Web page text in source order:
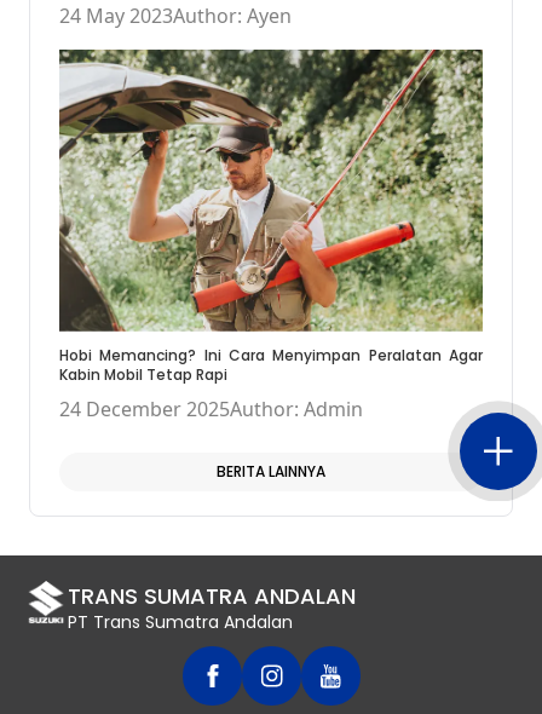
24 May 2023Author: Ayen
Hobi Memancing? Ini Cara Menyimpan Peralatan Agar
Kabin Mobil Tetap Rapi
24 December 2025Author: Admin
BERITA LAINNYA
TRANS SUMATRA ANDALAN
PT Trans Sumatra Andalan